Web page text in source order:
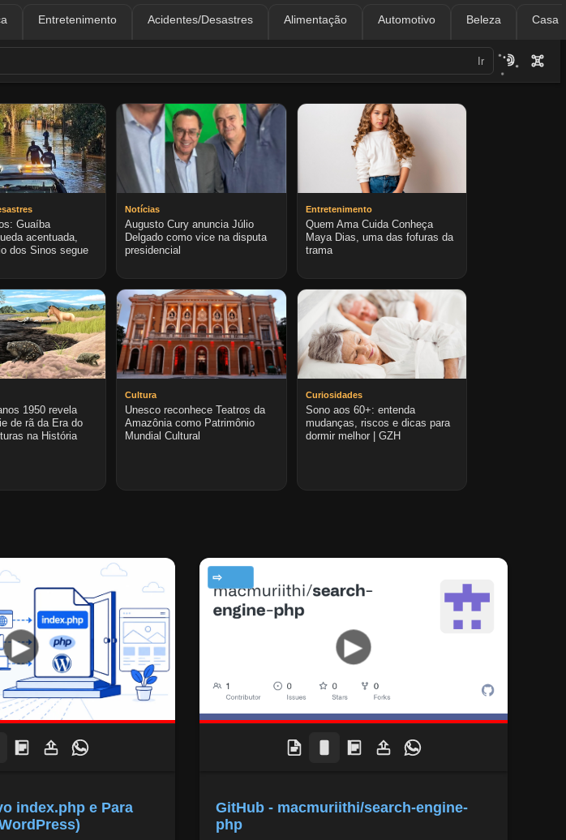
Entretenimento Acidentes/Desastres Alimentação Automotivo Beleza Casa
Ir
Guaíba
acentuada,
dos Sinos segue
Notícias
Augusto Cury anuncia Júlio
Delgado como vice na disputa
presidencial
Entretenimento
Quem Ama Cuida Conheça
Maya Dias, uma das fofuras da
trama
1950 revela
de rã da Era do
na História
Cultura
Unesco reconhece Teatros da
Amazônia como Patrimônio
Mundial Cultural
Curiosidades
Sono aos 60+: entenda
mudanças, riscos e dicas para
dormir melhor | GZH
index.php e Para
TECNOLOGIA
GitHub - macmuriithi/search-engine-
php